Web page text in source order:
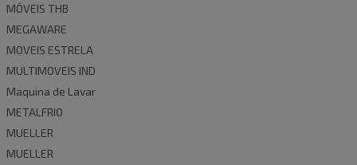
MÓVEIS THB
MEGAWARE
MOVEIS ESTRELA
MULTIMOVEIS IND
Maquina de Lavar
METALFRIO
MUELLER
MUELLER